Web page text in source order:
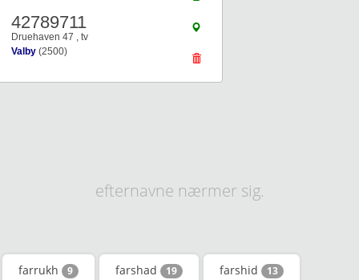
42789711
Druehaven 47 , tv
Valby (2500)
efternavne nærmer sig.
farrukh 9 farshad 19 farshid 13